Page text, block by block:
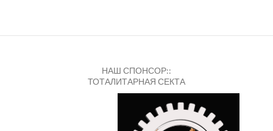
НАШ СПОНСОР::
ТОТАЛИТАРНАЯ СЕКТА